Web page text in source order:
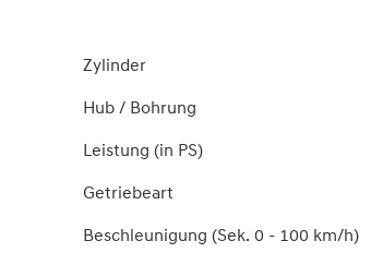
Zylinder
Hub / Bohrung
Leistung (in PS)
Getriebeart
Beschleunigung (Sek. 0 - 100 km/h)